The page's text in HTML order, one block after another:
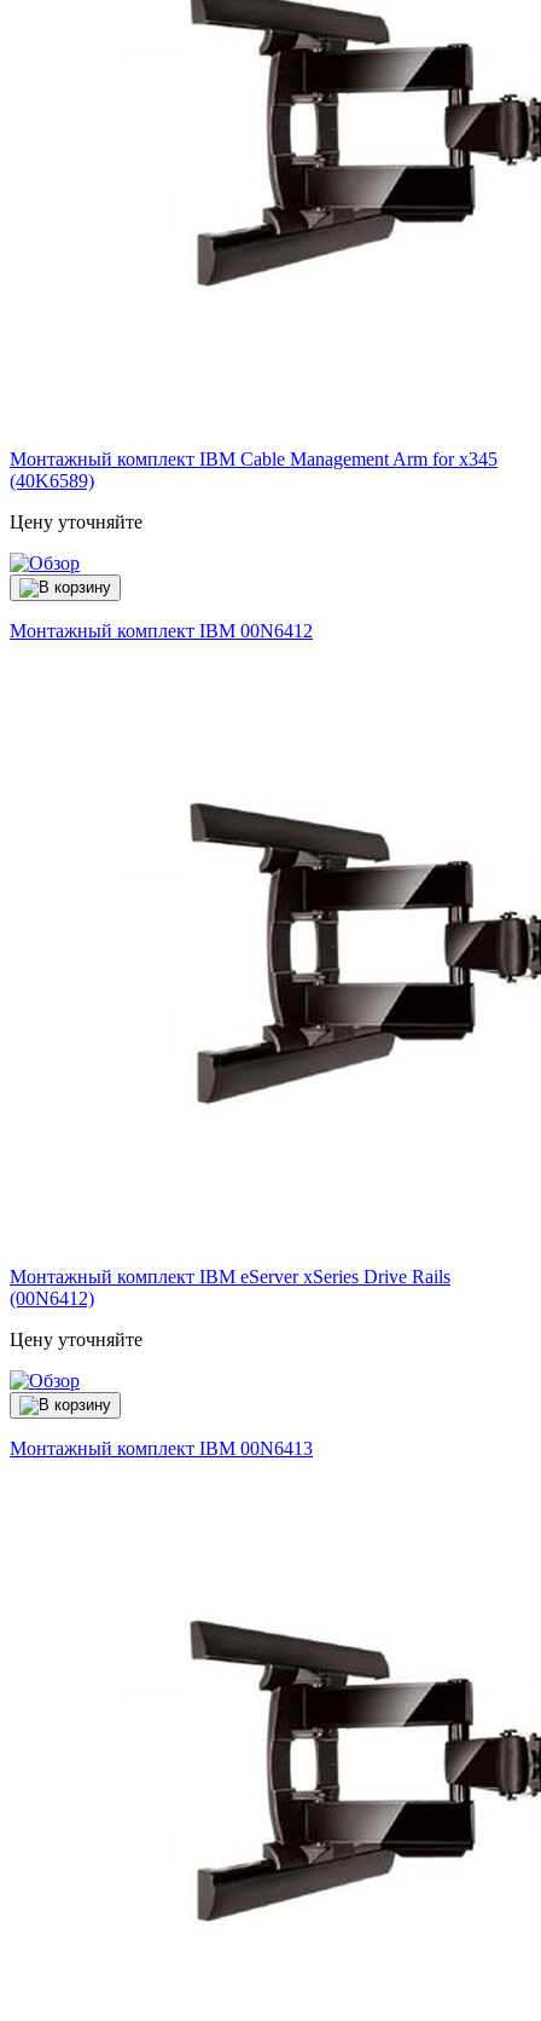
Монтажный комплект IBM Cable Management Arm for x345
(40K6589)
Цену уточняйте
Монтажный комплект IBM 00N6412
Монтажный комплект IBM eServer xSeries Drive Rails
(00N6412)
Цену уточняйте
Монтажный комплект IBM 00N6413